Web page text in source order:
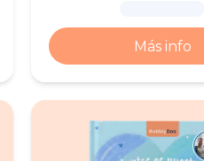
Más info